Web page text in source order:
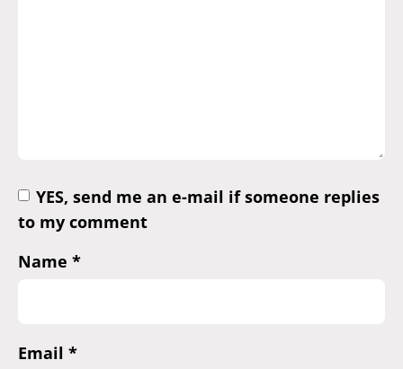
YES, send me an e-mail if someone replies
to my comment
Name *
Email *